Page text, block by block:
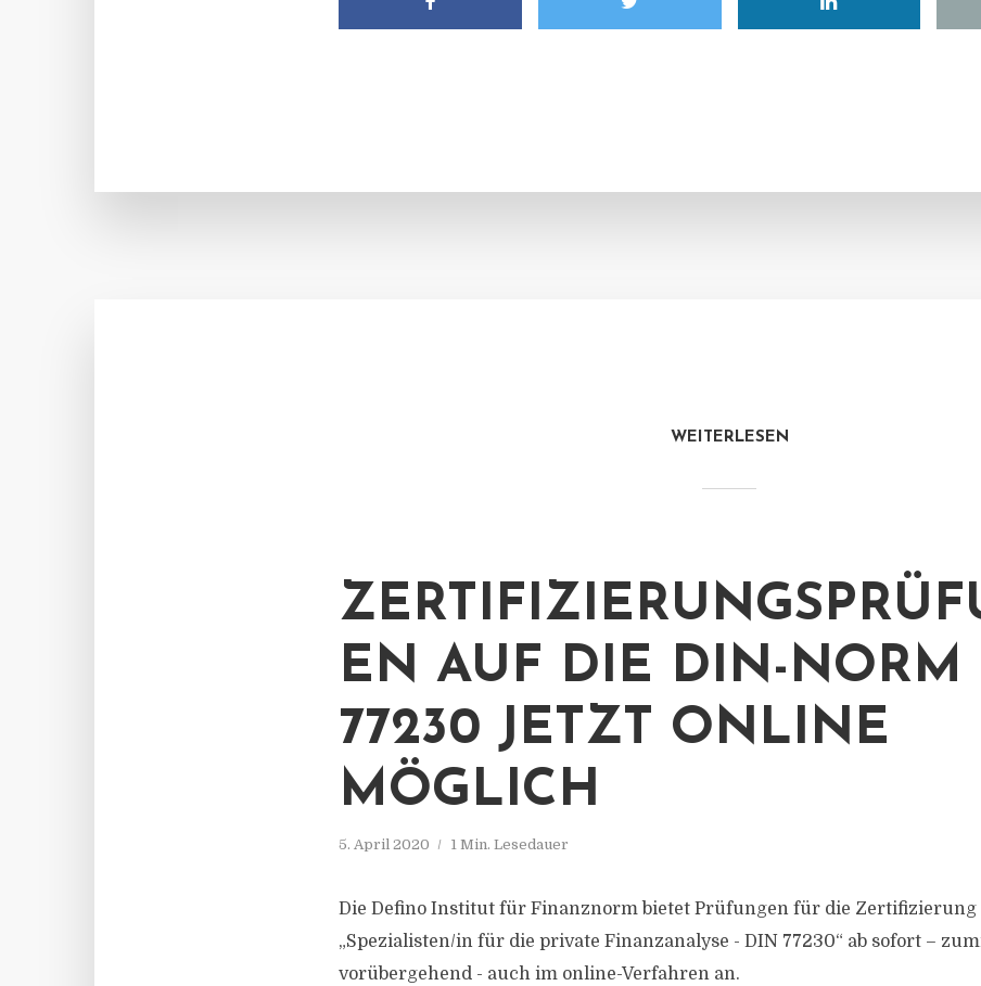
WEITERLESEN
EN AUF DIE DIN-NORM
77230 JETZT ONLINE
MÖGLICH
5. April 2020 1 Min. Lesedauer
Die Defino Institut für Finanznorm bietet Prüfungen für die
„Spezialisten/in für die private Finanzanalyse - DIN 77230“ ab sofort –
vorübergehend - auch im online-Verfahren an.